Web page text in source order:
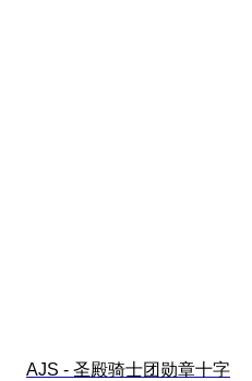
AJS - 圣殿骑士团勋章十字